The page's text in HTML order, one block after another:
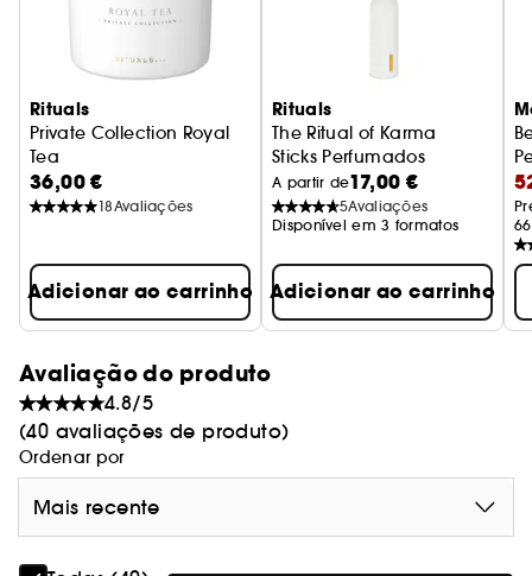
Rituals
Private Collection Royal
Tea
Vela Perfumada
36,00 €
18Avaliações
Adicionar ao carrinho
Rituals
The Ritual of Karma
Sticks Perfumados
A partir de17,00 €
5Avaliações
Disponível em 3 formatos
Adicionar ao carrinho
Avaliação do produto
4.8/5
(40 avaliações de produto)
Ordenar por
Mais recente